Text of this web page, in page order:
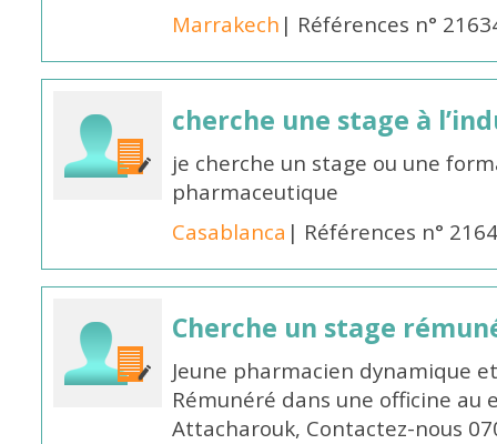
Marrakech | Références n°
cherche une stage à
je cherche un stage ou une
pharmaceutique
Casablanca | Références n°
Cherche un stage
Jeune pharmacien dynamique
Rémunéré dans une officine au
Attacharouk, Contactez-nous